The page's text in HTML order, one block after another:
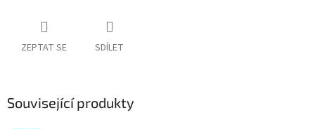
ZEPTAT SE SDÍLET
Související produkty